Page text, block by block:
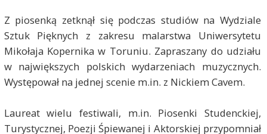
Z piosenką zetknął się podczas studiów na Wydziale
Sztuk Pięknych z zakresu malarstwa Uniwersytetu
Mikołaja Kopernika w Toruniu. Zapraszany do udziału
w największych polskich wydarzeniach muzycznych.
Występował na jednej scenie m.in. z Nickiem Cavem.
Laureat wielu festiwali, m.in. Piosenki Studenckiej,
Turystycznej, Poezji Śpiewanej i Aktorskiej przypomniał